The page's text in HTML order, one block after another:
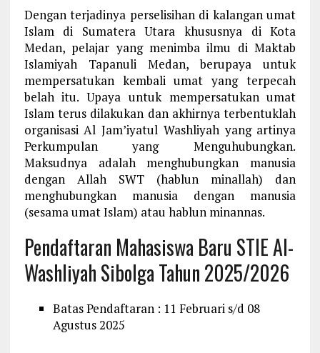
Dengan terjadinya perselisihan di kalangan umat
Islam di Sumatera Utara khususnya di Kota
Medan, pelajar yang menimba ilmu di Maktab
Islamiyah Tapanuli Medan, berupaya untuk
mempersatukan kembali umat yang terpecah
belah itu. Upaya untuk mempersatukan umat
Islam terus dilakukan dan akhirnya terbentuklah
organisasi Al Jam’iyatul Washliyah yang artinya
Perkumpulan yang Menguhubungkan.
Maksudnya adalah menghubungkan manusia
dengan Allah SWT (hablun minallah) dan
menghubungkan manusia dengan manusia
(sesama umat Islam) atau hablun minannas.
Pendaftaran Mahasiswa Baru STIE Al-
Washliyah Sibolga Tahun 2025/2026
Batas Pendaftaran : 11 Februari s/d 08
Agustus 2025